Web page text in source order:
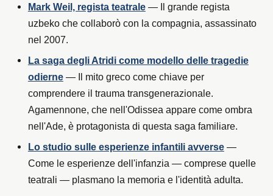
Mark Weil, regista teatrale— Il grande regista
uzbeko che collaborò con la compagnia, assassinato
nel 2007.
La saga degli Atridi come modello delle tragedie
odierne— Il mito greco come chiave per
comprendere il trauma transgenerazionale.
Agamennone, che nell'Odissea appare come ombra
nell'Ade, è protagonista di questa saga familiare.
Lo studio sulle esperienze infantili avverse—
Come le esperienze dell'infanzia — comprese quelle
teatrali — plasmano la memoria e l'identità adulta.